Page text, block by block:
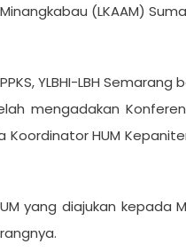
(LKAAM)
YLBHI-LBH Semarang
mengadakan
HUM
yang diajukan kepada